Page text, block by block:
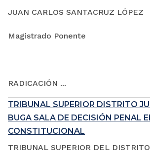
JUAN CARLOS SANTACRUZ LÓPEZ
Magistrado Ponente
RADICACIÓN ...
TRIBUNAL SUPERIOR DISTRITO
BUGA SALA DE DECISIÓN PENAL
CONSTITUCIONAL
TRIBUNAL SUPERIOR DEL